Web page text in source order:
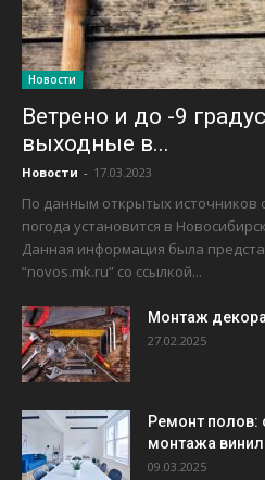
Новости
Ветрено и до -9
выходные в...
Новости - 17.03.2023
По данным открытых источников
погода установится в
Данная информация была
“novos.mk.ru” со ссылкой...
Монтаж
27.02.2025
Ремонт полов:
монтажа
09.03.2025